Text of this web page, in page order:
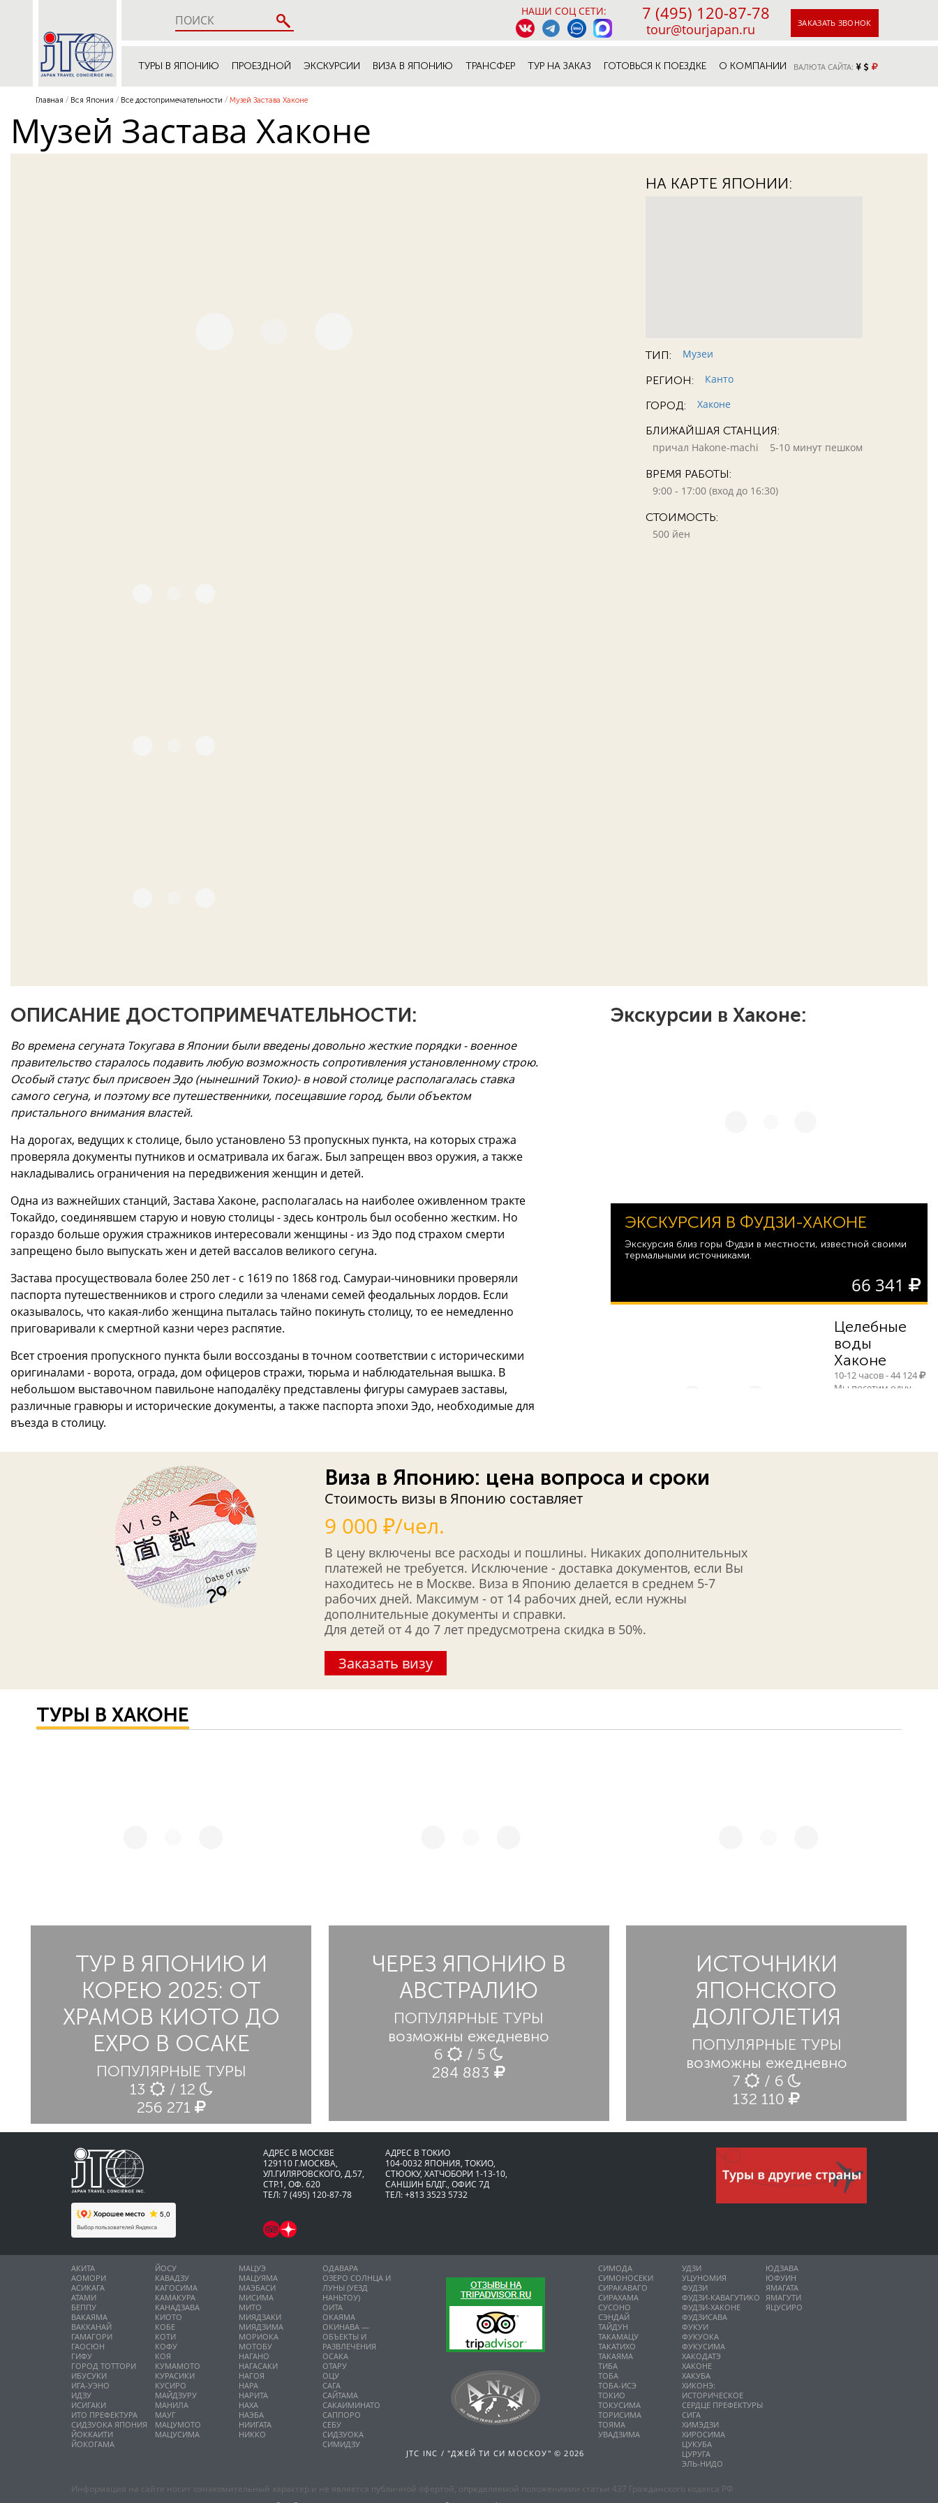
НАШИ СОЦ СЕТИ: 7 (495) 120-87-78
tour@tourjapan.ru ЗАКАЗАТЬ ЗВОНОК
ТУРЫ В ЯПОНИЮ ПРОЕЗДНОЙ ЭКСКУРСИИ ВИЗА В ЯПОНИЮ ТРАНСФЕР ТУР НА ЗАКАЗ ГОТОВЬСЯ К ПОЕЗДКЕ О КОМПАНИИ ВАЛЮТА САЙТА:
Главная Вся Япония Все достопримечательности Музей Застава Хаконе
Музей Застава Хаконе
НА КАРТЕ ЯПОНИИ:
ТИП:
Музеи
РЕГИОН:
Канто
ГОРОД:
Хаконе
БЛИЖАЙШАЯ СТАНЦИЯ:
причал Hakone-machi
5-10 минут пешком
ВРЕМЯ РАБОТЫ:
9:00 - 17:00 (вход до 16:30)
СТОИМОСТЬ:
500 йен
ОПИСАНИЕ ДОСТОПРИМЕЧАТЕЛЬНОСТИ:
Во времена сегуната Токугава в Японии были введены довольно жесткие порядки - военное
правительство старалось подавить любую возможность сопротивления установленному строю.
Особый статус был присвоен Эдо (нынешний Токио)- в новой столице располагалась ставка
самого сегуна, и поэтому все путешественники, посещавшие город, были объектом
пристального внимания властей.
На дорогах, ведущих к столице, было установлено 53 пропускных пункта, на которых стража
проверяла документы путников и осматривала их багаж. Был запрещен ввоз оружия, а также
накладывались ограничения на передвижения женщин и детей.
Одна из важнейших станций, Застава Хаконе, располагалась на наиболее оживленном тракте
Токайдо, соединявшем старую и новую столицы - здесь контроль был особенно жестким. Но
гораздо больше оружия стражников интересовали женщины - из Эдо под страхом смерти
запрещено было выпускать жен и детей вассалов великого сегуна.
Застава просуществовала более 250 лет - с 1619 по 1868 год. Самураи-чиновники проверяли
паспорта путешественников и строго следили за членами семей феодальных лордов. Если
оказывалось, что какая-либо женщина пыталась тайно покинуть столицу, то ее немедленно
приговаривали к смертной казни через распятие.
Всет строения пропускного пункта были воссозданы в точном соответствии с историческими
оригиналами - ворота, ограда, дом офицеров стражи, тюрьма и наблюдательная вышка. В
небольшом выставочном павильоне наподалёку представлены фигуры самураев заставы,
различные гравюры и исторические документы, а также паспорта эпохи Эдо, необходимые для
въезда в столицу.
Экскурсии в Хаконе:
ЭКСКУРСИЯ В ФУДЗИ-ХАКОНЕ
Экскурсия близ горы Фудзи в местности, известной своими
термальными источниками.
66 341
Целебные
воды
Хаконе
10-12 часов - 44 124
Мы посетим одну
Хаконе. Район
состав Национального парка Фудзи-Хаконе-Идзу. Это
Виза в Японию: цена вопроса и сроки
Стоимость визы в Японию составляет
9 000 ₽/чел.
В цену включены все расходы и пошлины. Никаких дополнительных
платежей не требуется. Исключение - доставка документов, если Вы
находитесь не в Москве. Виза в Японию делается в среднем 5-7
рабочих дней. Максимум - от 14 рабочих дней, если нужны
дополнительные документы и справки.
Для детей от 4 до 7 лет предусмотрена скидка в 50%.
Заказать визу
ТУРЫ В ХАКОНЕ
ТУР В ЯПОНИЮ И
КОРЕЮ 2025: ОТ
ХРАМОВ КИОТО ДО
EXPO В ОСАКЕ
ПОПУЛЯРНЫЕ ТУРЫ
13
/ 12
256 271
ЧЕРЕЗ ЯПОНИЮ В
АВСТРАЛИЮ
ПОПУЛЯРНЫЕ ТУРЫ
возможны ежедневно
6
/ 5
284 883
ИСТОЧНИКИ
ЯПОНСКОГО
ДОЛГОЛЕТИЯ
ПОПУЛЯРНЫЕ ТУРЫ
возможны ежедневно
7
/ 6
132 110
АДРЕС В МОСКВЕ
129110 Г.МОСКВА,
УЛ.ГИЛЯРОВСКОГО, Д.57,
СТР.1, ОФ. 620
ТЕЛ: 7 (495) 120-87-78
АДРЕС В ТОКИО
104-0032 ЯПОНИЯ, ТОКИО,
CТЮОКУ, ХАТЧОБОРИ 1-13-10,
САНШИН БЛДГ., ОФИС 7Д
ТЕЛ: +813 3523 5732
АКИТА
АОМОРИ
АСИКАГА
АТАМИ
БЕППУ
ВАКАЯМА
ВАККАНАЙ
ГАМАГОРИ
ГАОСЮН
ГИФУ
ГОРОД ТОТТОРИ
ИБУСУКИ
ИГА-УЭНО
ИДЗУ
ИСИГАКИ
ИТО ПРЕФЕКТУРА
СИДЗУОКА ЯПОНИЯ
ЙОККАИТИ
ЙОКОГАМА
ЙОСУ
КАВАДЗУ
КАГОСИМА
КАМАКУРА
КАНАДЗАВА
КИОТО
КОБЕ
КОТИ
КОФУ
КОЯ
КУМАМОТО
КУРАСИКИ
КУСИРО
МАЙДЗУРУ
МАНИЛА
МАУГ
МАЦУМОТО
МАЦУСИМА
МАЦУЭ
МАЦУЯМА
МАЭБАСИ
МИСИМА
МИТО
МИЯДЗАКИ
МИЯДЗИМА
МОРИОКА
МОТОБУ
НАГАНО
НАГАСАКИ
НАГОЯ
НАРА
НАРИТА
НАХА
НАЭБА
НИИГАТА
НИККО
ОДАВАРА
ОЗЕРО СОЛНЦА И
ЛУНЫ (УЕЗД
НАНЬТОУ)
ОИТА
ОКАЯМА
ОКИНАВА —
ОБЪЕКТЫ И
РАЗВЛЕЧЕНИЯ
ОСАКА
ОТАРУ
ОЦУ
САГА
САЙТАМА
САКАИМИНАТО
САППОРО
СЕБУ
СИДЗУОКА
СИМИДЗУ
JTC INC / "ДЖЕЙ ТИ СИ МОСКОУ" © 2026
СИМОДА
СИМОНОСЕКИ
СИРАКАВАГО
СИРАХАМА
СУСОНО
СЭНДАЙ
ТАЙДУН
ТАКАМАЦУ
ТАКАТИХО
ТАКАЯМА
ТИБА
ТОБА
ТОБА-ИСЭ
ТОКИО
ТОКУСИМА
ТОРИСИМА
ТОЯМА
УВАДЗИМА
УДЗИ
УЦУНОМИЯ
ФУДЗИ
ФУДЗИ-КАВАГУТИКО
ФУДЗИ-ХАКОНЕ
ФУДЗИСАВА
ФУКУИ
ФУКУОКА
ФУКУСИМА
ХАКОДАТЭ
ХАКОНЕ
ХАКУБА
ХИКОНЭ:
ИСТОРИЧЕСКОЕ
СЕРДЦЕ ПРЕФЕКТУРЫ
СИГА
ХИМЭДЗИ
ХИРОСИМА
ЦУКУБА
ЦУРУГА
ЭЛЬ-НИДО
ЮДЗАВА
ЮФУИН
ЯМАГАТА
ЯМАГУТИ
ЯЦУСИРО
Информация на сайте носит ознакомительный характер и не является публичной офертой, определяемой положениями статьи 437 Гражданского кодекса РФ